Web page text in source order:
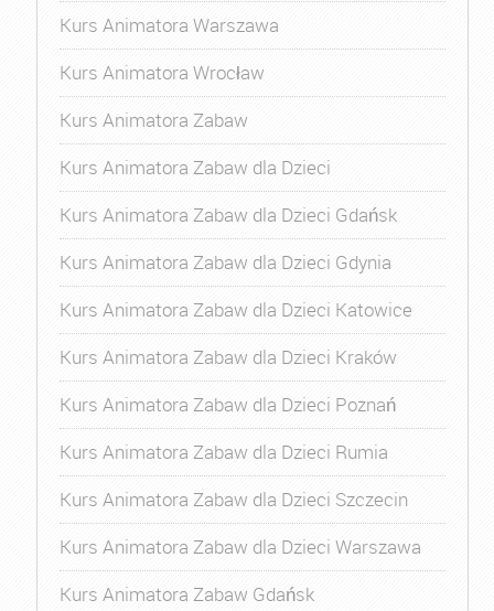
Kurs Animatora Warszawa
Kurs Animatora Wrocław
Kurs Animatora Zabaw
Kurs Animatora Zabaw dla Dzieci
Kurs Animatora Zabaw dla Dzieci Gdańsk
Kurs Animatora Zabaw dla Dzieci Gdynia
Kurs Animatora Zabaw dla Dzieci Katowice
Kurs Animatora Zabaw dla Dzieci Kraków
Kurs Animatora Zabaw dla Dzieci Poznań
Kurs Animatora Zabaw dla Dzieci Rumia
Kurs Animatora Zabaw dla Dzieci Szczecin
Kurs Animatora Zabaw dla Dzieci Warszawa
Kurs Animatora Zabaw Gdańsk